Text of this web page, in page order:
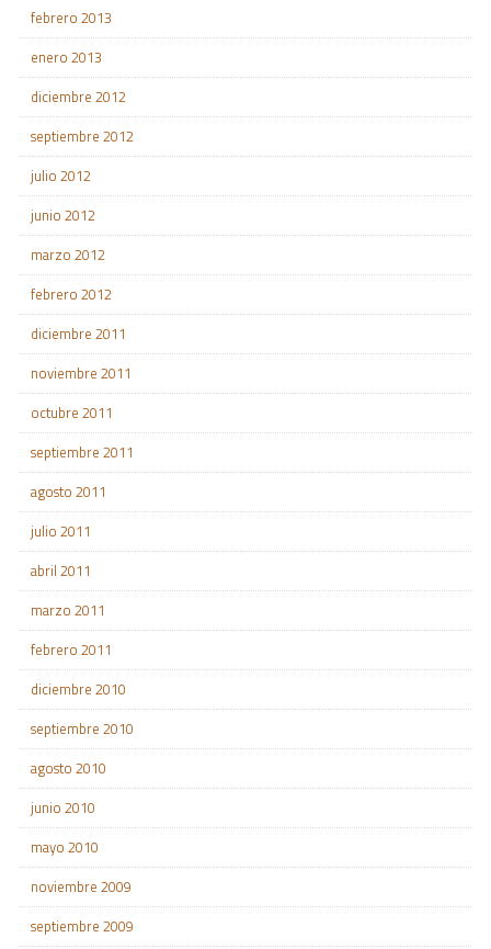
febrero 2013
enero 2013
diciembre 2012
septiembre 2012
julio 2012
junio 2012
marzo 2012
febrero 2012
diciembre 2011
noviembre 2011
octubre 2011
septiembre 2011
agosto 2011
julio 2011
abril 2011
marzo 2011
febrero 2011
diciembre 2010
septiembre 2010
agosto 2010
junio 2010
mayo 2010
noviembre 2009
septiembre 2009